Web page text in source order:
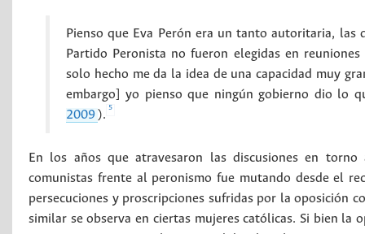
Pienso que Eva Perón era un tanto autoritaria, las
Partido Peronista no fueron elegidas en
solo hecho me da la idea de una capacidad muy
embargo] yo pienso que ningún gobierno dio lo
2009 ).
5
En los años que atravesaron las discusiones en
comunistas frente al peronismo fue mutando desde el
persecuciones y proscripciones sufridas por la oposición
similar se observa en ciertas mujeres católicas. Si bien